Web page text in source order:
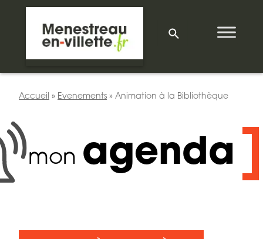
Accueil » Evenements » Animation à la Bibliothèque
mon agenda